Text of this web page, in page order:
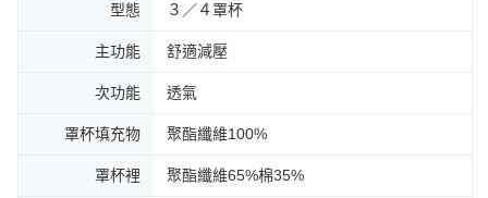
型態 ３／４罩杯
主功能 舒適減壓
次功能 透氣
罩杯填充物 聚酯纖維100%
罩杯裡 聚酯纖維65%棉35%